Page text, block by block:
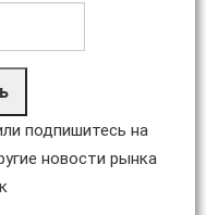
подпишитесь на
новости рынка